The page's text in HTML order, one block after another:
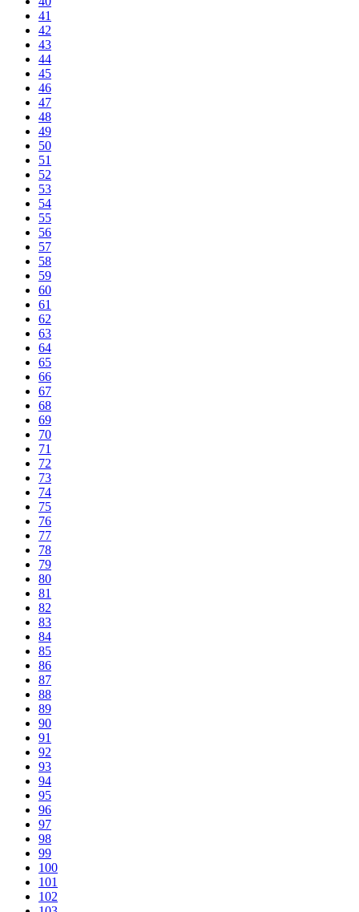
41
42
43
44
45
46
47
48
49
50
51
52
53
54
55
56
57
58
59
60
61
62
63
64
65
66
67
68
69
70
71
72
73
74
75
76
77
78
79
80
81
82
83
84
85
86
87
88
89
90
91
92
93
94
95
96
97
98
99
100
101
102